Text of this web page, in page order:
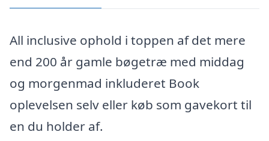
All inclusive ophold i toppen af det mere
end 200 år gamle bøgetræ med middag
og morgenmad inkluderet Book
oplevelsen selv eller køb som gavekort til
en du holder af.